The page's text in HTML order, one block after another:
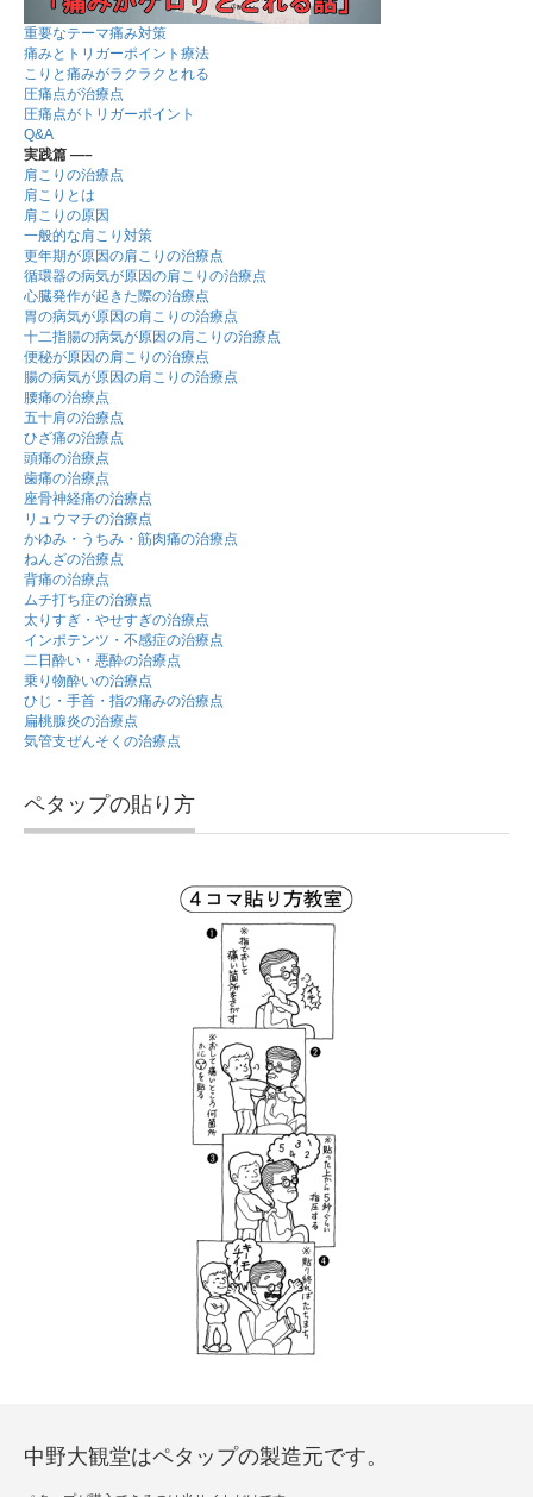
重要なテーマ痛み対策
痛みとトリガーポイント療法
こりと痛みがラクラクとれる
圧痛点が治療点
圧痛点がトリガーポイント
Q&A
実践篇 —–
肩こりの治療点
肩こりとは
肩こりの原因
一般的な肩こり対策
更年期が原因の肩こりの治療点
循環器の病気が原因の肩こりの治療点
心臓発作が起きた際の治療点
胃の病気が原因の肩こりの治療点
十二指腸の病気が原因の肩こりの治療点
便秘が原因の肩こりの治療点
腸の病気が原因の肩こりの治療点
腰痛の治療点
五十肩の治療点
ひざ痛の治療点
頭痛の治療点
歯痛の治療点
座骨神経痛の治療点
リュウマチの治療点
かゆみ・うちみ・筋肉痛の治療点
ねんざの治療点
背痛の治療点
ムチ打ち症の治療点
太りすぎ・やせすぎの治療点
インポテンツ・不感症の治療点
二日酔い・悪酔の治療点
乗り物酔いの治療点
ひじ・手首・指の痛みの治療点
扁桃腺炎の治療点
気管支ぜんそくの治療点
ペタップの貼り方
中野大観堂はペタップの製造元です。